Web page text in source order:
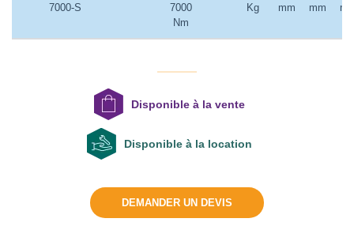
7000-S
7000
Nm
Kg
mm
mm
Disponible à la vente
Disponible à la location
DEMANDER UN DEVIS